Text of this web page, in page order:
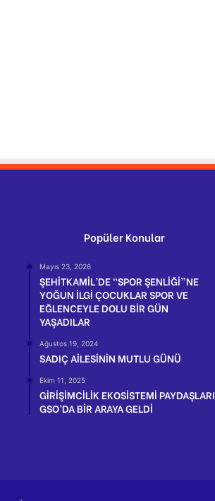
Popüler Konular
Mayıs 23, 2026
ŞEHİTKAMİL’DE “SPOR ŞENLİĞİ”NE
YOĞUN İLGİ ÇOCUKLAR SPOR VE
EĞLENCEYLE DOLU BİR GÜN
YAŞADILAR
Ağustos 19, 2024
SADIÇ AİLESİNİN MUTLU GÜNÜ
Ekim 11, 2025
GİRİŞİMCİLİK EKOSİSTEMİ PAYDAŞLARI
GSO’DA BİR ARAYA GELDİ